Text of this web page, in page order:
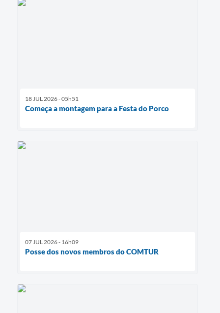
18 JUL 2026 - 05h51
Começa a montagem para a Festa do Porco
07 JUL 2026 - 16h09
Posse dos novos membros do COMTUR